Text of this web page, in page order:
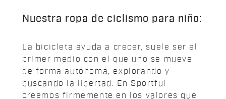
Nuestra ropa de ciclismo para niño:
La bicicleta ayuda a crecer, suele ser el
primer medio con el que uno se mueve
de forma autónoma, explorando y
buscando la libertad. En Sportful
creemos firmemente en los valores que